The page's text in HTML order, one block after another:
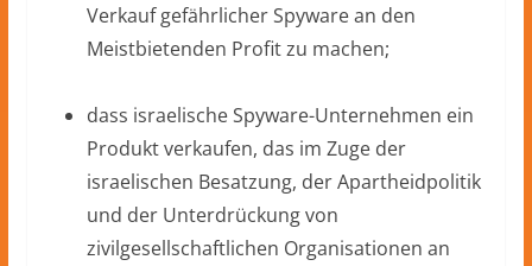
Verkauf gefährlicher Spyware an den
Meistbietenden Profit zu machen;
dass israelische Spyware-Unternehmen ein
Produkt verkaufen, das im Zuge der
israelischen Besatzung, der Apartheidpolitik
und der Unterdrückung von
zivilgesellschaftlichen Organisationen an